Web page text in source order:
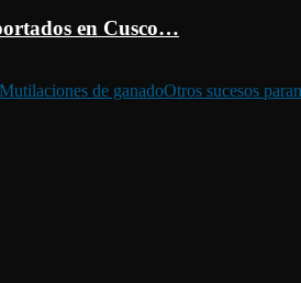
en Cusco…
Mutilaciones de ganadoOtros sucesos